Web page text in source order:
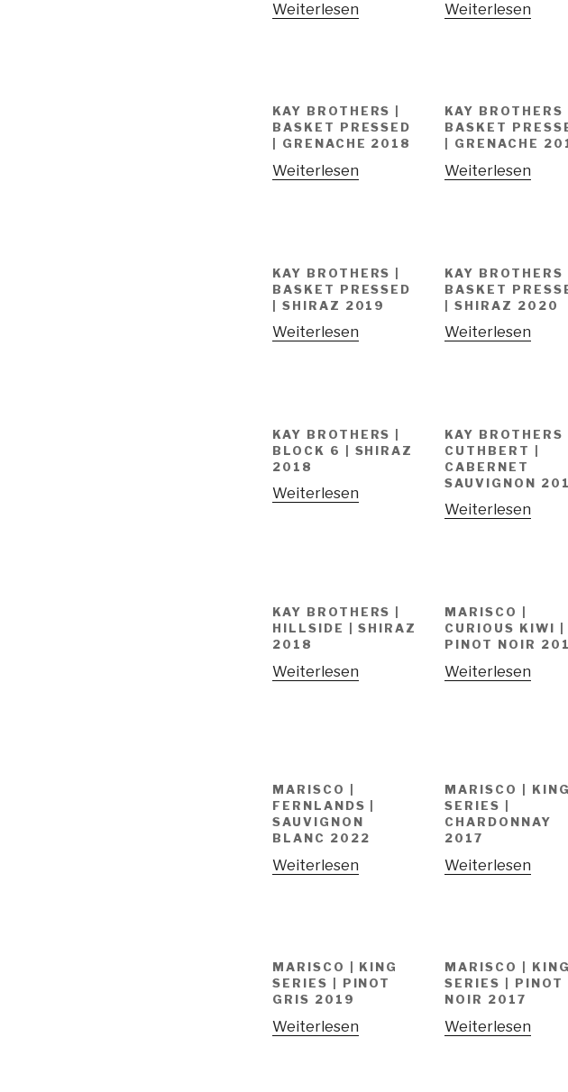
Weiterlesen Weiterlesen
KAY BROTHERS |
BASKET PRESSED
| GRENACHE 2018
Weiterlesen
KAY BROTHERS |
BASKET
| GRENACHE
Weiterlesen
KAY BROTHERS |
BASKET PRESSED
| SHIRAZ 2019
Weiterlesen
KAY BROTHERS
BASKET
| SHIRAZ 2020
Weiterlesen
KAY BROTHERS |
BLOCK 6 | SHIRAZ
2018
Weiterlesen
KAY BROTHERS |
CUTHBERT |
CABERNET
SAUVIGNON
Weiterlesen
KAY BROTHERS |
HILLSIDE | SHIRAZ
2018
Weiterlesen
MARISCO |
CURIOUS KIWI |
PINOT NOIR
Weiterlesen
MARISCO |
FERNLANDS |
SAUVIGNON
BLANC 2022
Weiterlesen
MARISCO | KING
SERIES |
CHARDONNAY
2017
Weiterlesen
MARISCO | KING
SERIES | PINOT
GRIS 2019
Weiterlesen
MARISCO | KING
SERIES | PINOT
NOIR 2017
Weiterlesen